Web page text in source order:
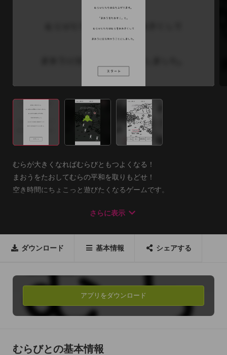
むらが大きくなればむらびともつよくなる！
まおうをたおしてむらの平和を取りもどせ！
空き時間にちょこっと遊びたくなるゲームです。
ゲームセンター対応でたくさんのプレイヤーと競うこともでき
たんさくで出現するまものを倒し、お金とアイテムを集め、む
い！
さらに表示
ダウンロード 基本情報 シェアする
アプリをダウンロード
むらびとの基本情報